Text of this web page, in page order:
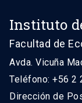
Instituto
Facultad de
Avda. Vicuña
Teléfono: +56 2
Dirección de